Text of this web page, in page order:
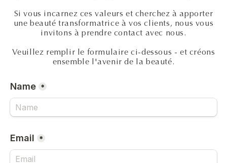
Si vous incarnez ces valeurs et cherchez à apporter
une beauté transformatrice à vos clients, nous vous
invitons à prendre contact avec nous.
Veuillez remplir le formulaire ci-dessous - et créons
ensemble l'avenir de la beauté.